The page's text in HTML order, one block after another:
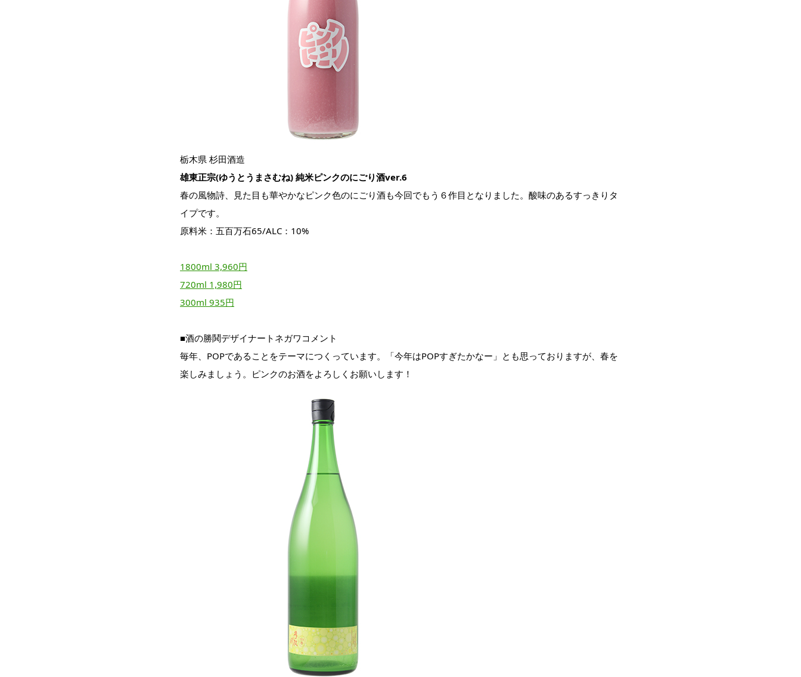
栃木県 杉田酒造
雄東正宗(ゆうとうまさむね) 純米ピンクのにごり酒ver.6
春の風物詩、見た目も華やかなピンク色のにごり酒も今回でもう６作目となりました。酸味のあるすっきりタ
イプです。
原料米：五百万石65/ALC：10%
1800ml 3,960円
720ml 1,980円
300ml 935円
■酒の勝鬨デザイナートネガワコメント
毎年、POPであることをテーマにつくっています。「今年はPOPすぎたかなー」とも思っておりますが、春を
楽しみましょう。ピンクのお酒をよろしくお願いします！